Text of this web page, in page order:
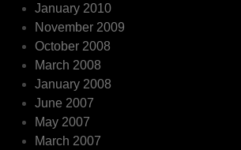
January 2010
November 2009
October 2008
March 2008
January 2008
June 2007
May 2007
March 2007